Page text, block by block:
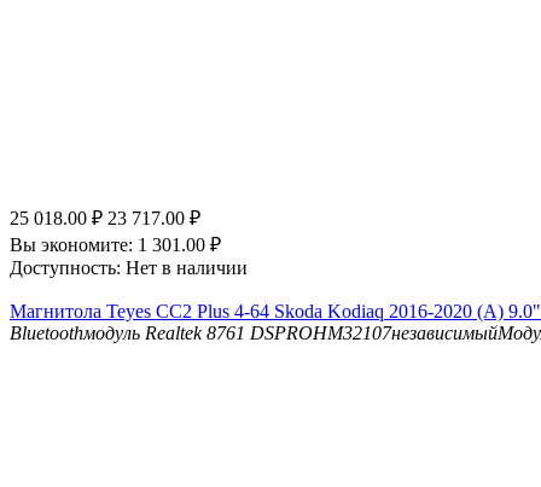
25 018.00 ₽ 23 717.00 ₽
Вы экономите: 1 301.00 ₽
Доступность: Нет в наличии
Магнитола Teyes CC2 Plus 4-64 Skoda Kodiaq 2016-2020 (A) 9.0"
Bluetoothмодуль Realtek 8761 DSP